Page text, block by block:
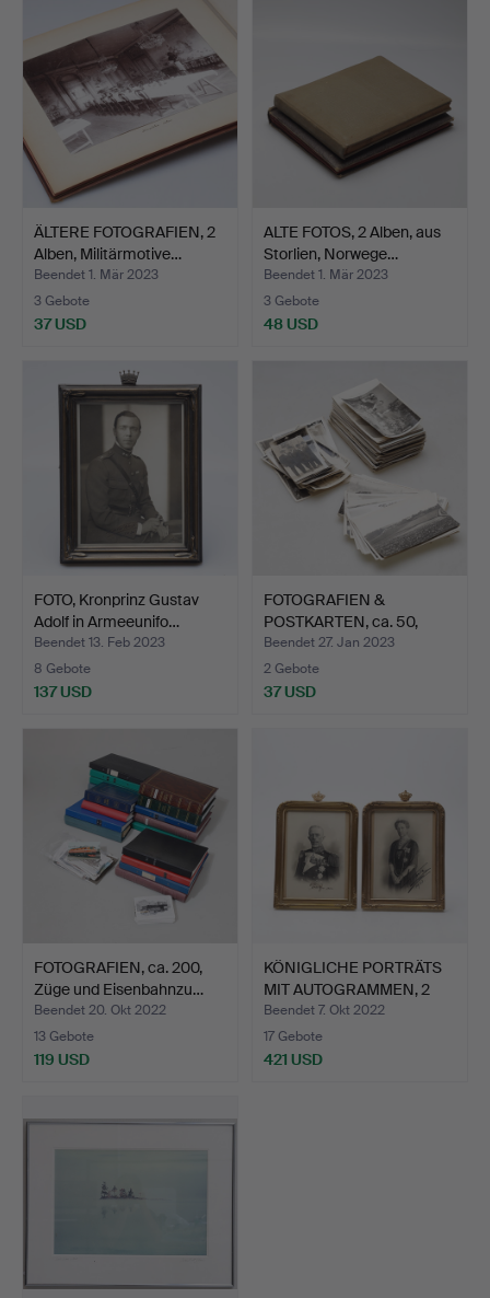
ÄLTERE FOTOGRAFIEN, 2
Alben, Militärmotive…
Beendet 1. Mär 2023
3 Gebote
37 USD
ALTE FOTOS, 2 Alben, aus
Storlien, Norwege…
Beendet 1. Mär 2023
3 Gebote
48 USD
FOTO, Kronprinz Gustav
Adolf in Armeeunifo…
Beendet 13. Feb 2023
8 Gebote
137 USD
FOTOGRAFIEN &
POSTKARTEN, ca. 50,
erste Hä…
Beendet 27. Jan 2023
2 Gebote
37 USD
FOTOGRAFIEN, ca. 200,
Züge und Eisenbahnzu…
Beendet 20. Okt 2022
13 Gebote
119 USD
KÖNIGLICHE PORTRÄTS
MIT AUTOGRAMMEN, 2
Stü…
Beendet 7. Okt 2022
17 Gebote
421 USD